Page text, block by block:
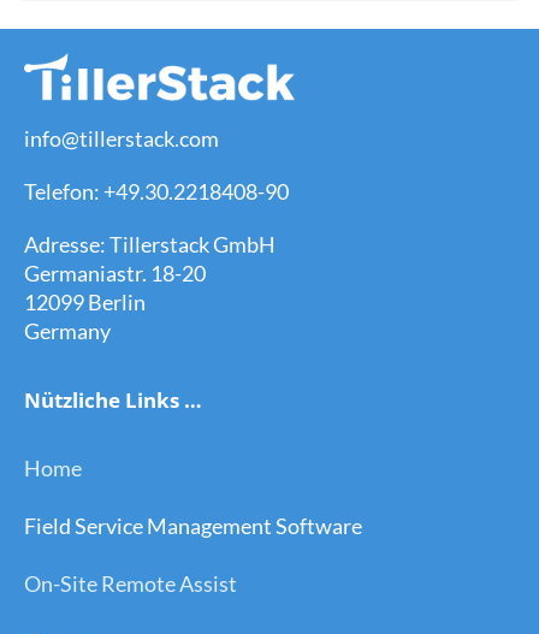
info@tillerstack.com
Telefon: +49.30.2218408-90
Adresse: Tillerstack GmbH
Germaniastr. 18-20
12099 Berlin
Germany
Nützliche Links …
Home
Field Service Management Software
On-Site Remote Assist